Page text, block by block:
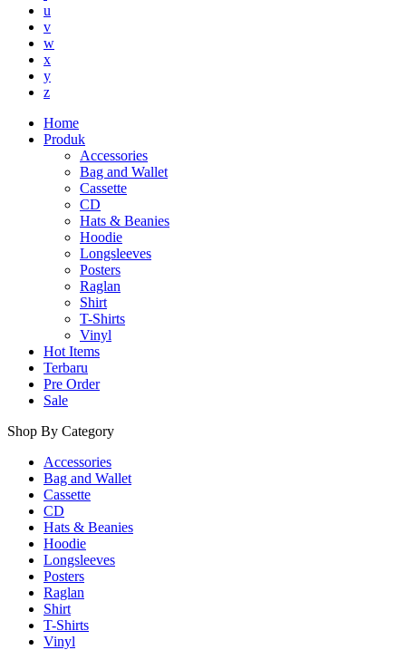
u
v
w
x
y
z
Home
Produk
Accessories
Bag and Wallet
Cassette
CD
Hats & Beanies
Hoodie
Longsleeves
Posters
Raglan
Shirt
T-Shirts
Vinyl
Hot Items
Terbaru
Pre Order
Sale
Shop By Category
Accessories
Bag and Wallet
Cassette
CD
Hats & Beanies
Hoodie
Longsleeves
Posters
Raglan
Shirt
T-Shirts
Vinyl